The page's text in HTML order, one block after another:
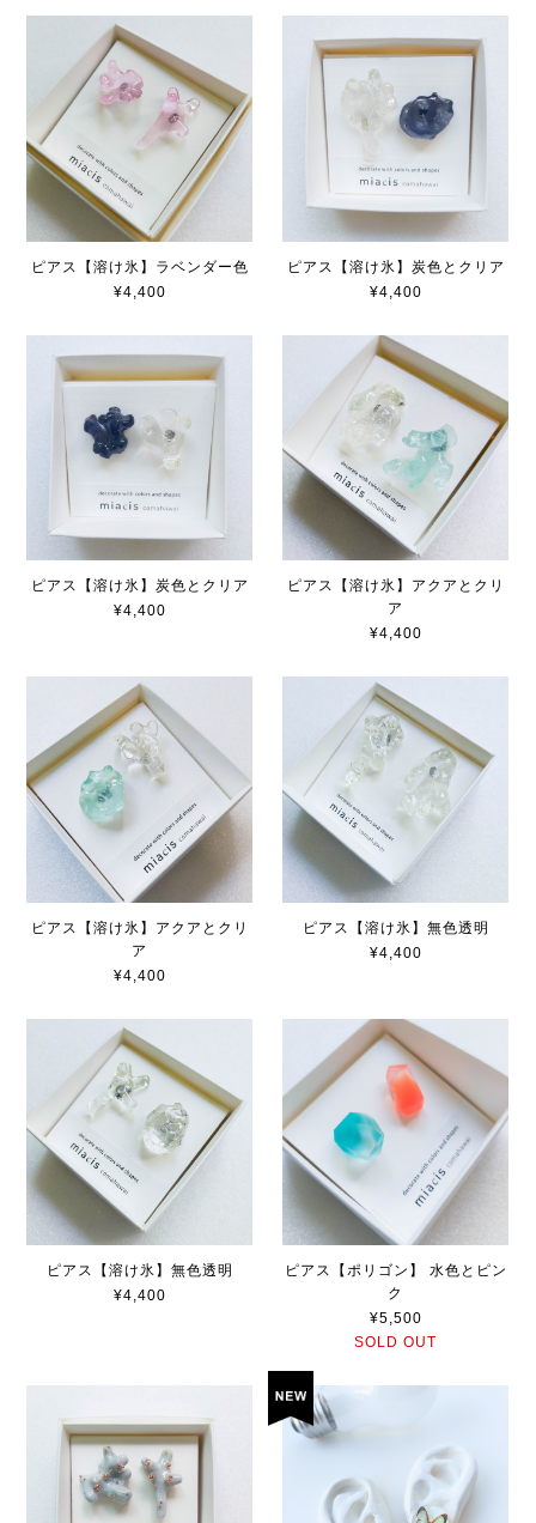
ピアス【溶け氷】ラベンダー色
¥4,400
ピアス【溶け氷】炭色とクリア
¥4,400
ピアス【溶け氷】炭色とクリア
¥4,400
ピアス【溶け氷】アクアとクリ
ア
¥4,400
ピアス【溶け氷】アクアとクリ
ア
¥4,400
ピアス【溶け氷】無色透明
¥4,400
ピアス【溶け氷】無色透明
¥4,400
ピアス【ポリゴン】 水色とピン
ク
¥5,500
SOLD OUT